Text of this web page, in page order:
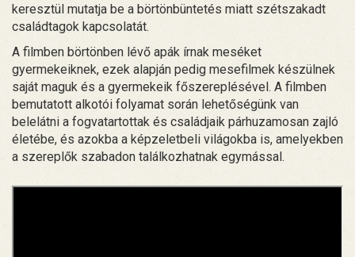
keresztül mutatja be a börtönbüntetés miatt szétszakadt
családtagok kapcsolatát.
A filmben börtönben lévő apák írnak meséket
gyermekeiknek, ezek alapján pedig mesefilmek készülnek
saját maguk és a gyermekeik főszereplésével. A filmben
bemutatott alkotói folyamat során lehetőségünk van
belelátni a fogvatartottak és családjaik párhuzamosan zajló
életébe, és azokba a képzeletbeli világokba is, amelyekben
a szereplők szabadon találkozhatnak egymással.